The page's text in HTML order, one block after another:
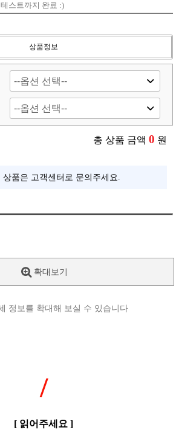
스트까지 완료 :)
상품정보
총 상품 금액 0 원
상품은 고객센터로 문의주세요.
확대보기
정보를 확대해 보실 수 있습니다
/
[ 읽어주세요 ]